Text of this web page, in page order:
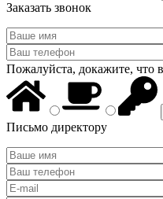
Заказать звонок
Пожалуйста, докажите, что
Письмо директору